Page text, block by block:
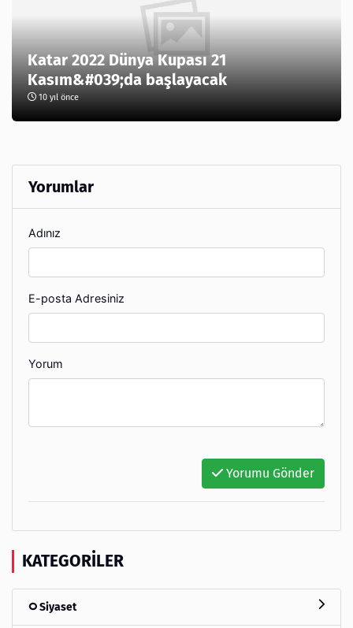
Katar 2022 Dünya Kupası 21
Kasım&#039;da başlayacak
10 yıl önce
Yorumlar
Adınız
E-posta Adresiniz
Yorum
Yorumu Gönder
KATEGORILER
Siyaset